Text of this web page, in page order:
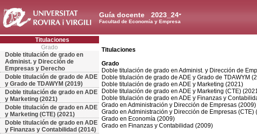
2023_24
Guía docente
Facultad de Economía y Empresa
Titulaciones
Grado
Doble titulación de grado en
Administ. y Dirección de
Empresas y Derecho
Doble titulación de grado de ADE
y Grado de TDAWYM (2019)
Doble titulación de grado en ADE
y Marketing (2021)
Doble titulación de grado en ADE
y Marketing (CTE) (2021)
Doble titulación de grado en ADE
y Finanzas y Contabilidad (2014)
Titulaciones
Grado
Doble titulación de grado en Administ. y Dirección de
Doble titulación de grado de ADE y Grado de TDAWYM
Doble titulación de grado en ADE y Marketing (2021)
Doble titulación de grado en ADE y Marketing (CTE)
Doble titulación de grado en ADE y Finanzas y
Grado en Administración y Dirección de Empresas (2009)
Grado en Administración y Dirección de Empresas (CTE)
Grado en Economía (2009)
Grado en Finanzas y Contabilidad (2009)